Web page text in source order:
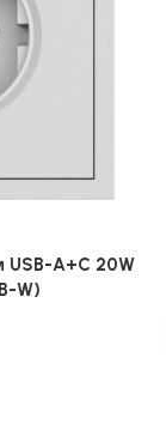
USB-A+C 20W
W)